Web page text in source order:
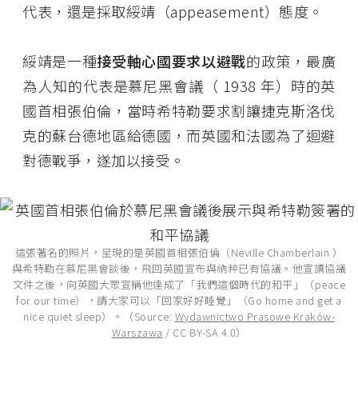
代表，還是採取綏靖（appeasement）態度。
綏靖是一種接受軸心國要求以避戰的政策，最廣
為人知的代表是慕尼黑會議（ 1938 年）時的英
國首相張伯倫，當時希特勒要求割讓捷克斯洛伐
克的蘇台德地區給德國，而英國和法國為了迴避
對德戰爭，遂加以接受。
這張著名的照片，呈現的是英國首相張伯倫（Neville Chamberlain ）
與希特勒在慕尼黑會談後，飛回英國宣布與納粹已有協議。他宣讀協議
文件之後，向英國大眾宣稱他達成了「我們這個時代的和平」（peace
for our time），請大家可以「回家好好睡覺」（Go home and get a
nice quiet sleep）。（Source: Wydawnictwo Prasowe Kraków-
Warszawa / CC BY-SA 4.0）